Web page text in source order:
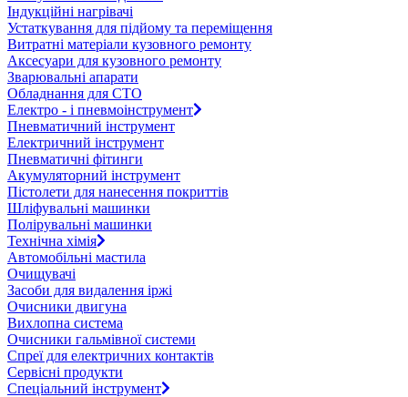
Індукційні нагрівачі
Устаткування для підйому та переміщення
Витратні матеріали кузовного ремонту
Аксесуари для кузовного ремонту
Зварювальні апарати
Обладнання для СТО
Електро - і пневмоінструмент
Пневматичний інструмент
Електричний інструмент
Пневматичні фітинги
Акумуляторний інструмент
Пістолети для нанесення покриттів
Шліфувальні машинки
Полірувальні машинки
Технічна хімія
Автомобільні мастила
Очищувачі
Засоби для видалення іржі
Очисники двигуна
Вихлопна система
Очисники гальмівної системи
Спреї для електричних контактів
Сервісні продукти
Спеціальний інструмент